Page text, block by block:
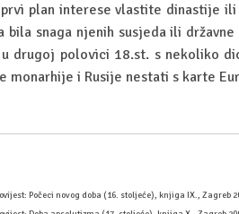
plan interese vlastite dinastije
bila snaga njenih susjeda ili
u drugoj polovici 18.st. s nekoliko
monarhije i Rusije nestati s karte
Počeci novog doba (16. stoljeće), knjiga IX., Zagreb